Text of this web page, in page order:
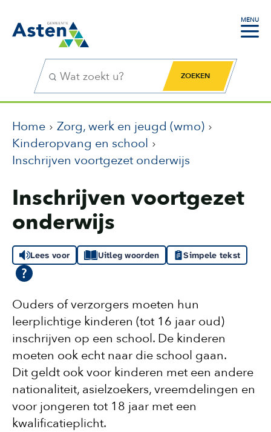
MENU
Zoekfunctie Zoekknop
Home
Zorg, werk en jeugd (wmo)
Kinderopvang en school
Inschrijven voortgezet onderwijs
Inschrijven voortgezet
onderwijs
Lees voor Uitleg woorden Simpele tekst
Ouders of verzorgers moeten hun
leerplichtige kinderen (tot 16 jaar oud)
inschrijven op een school. De kinderen
moeten ook echt naar die school gaan.
Dit geldt ook voor kinderen met een andere
nationaliteit, asielzoekers, vreemdelingen en
voor jongeren tot 18 jaar met een
kwalificatieplicht.